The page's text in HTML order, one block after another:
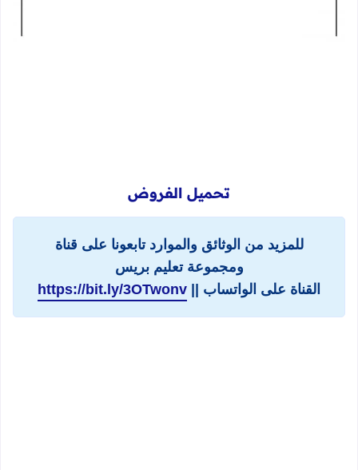
تحميل الفروض
للمزيد من الوثائق والموارد تابعونا على قناة
ومجموعة تعليم بريس
القناة على الواتساب || https://bit.ly/3OTwonv